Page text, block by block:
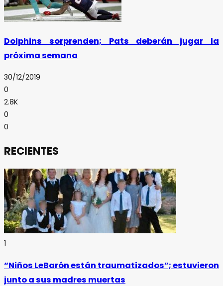
Dolphins sorprenden; Pats deberán jugar la
próxima semana
30/12/2019
0
2.8K
0
0
RECIENTES
1
“Niños LeBarón están traumatizados”; estuvieron
junto a sus madres muertas